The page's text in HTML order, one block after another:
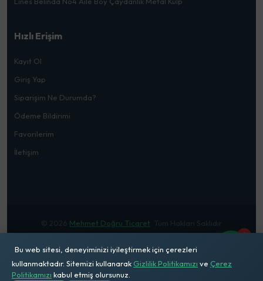
Hızlı Erişim
Kayıt Ol
Giriş Yap
Siparişim Ne Durumda?
Ödeme Bildirimi
Favorilerim
İletişim
© 2026 Mehmet Doğru Ticaret . Tüm Hakları Saklıdır
1
Bu web sitesi, deneyiminizi iyileştirmek için çerezleri
kullanmaktadır. Sitemizi kullanarak Gizlilik Politikamızı ve Çerez
Politikamızı kabul etmiş olursunuz.